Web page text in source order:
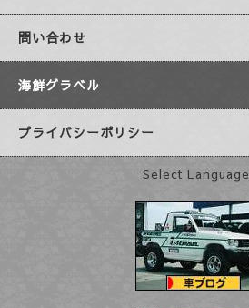
問い合わせ
海鮮グラベル
プライバシーポリシー
Select Language